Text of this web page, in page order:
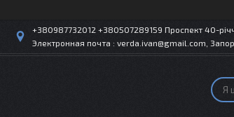
+380987732012 +380507289159 Проспект 40-
Электронная почта : verda.ivan@gmail.com,